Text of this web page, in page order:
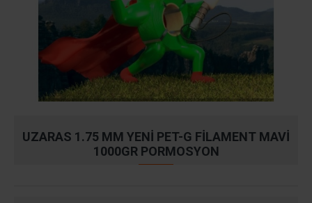
UZARAS 1.75 MM YENI PET-G FILAMENT MAVI
1000GR PORMOSYON